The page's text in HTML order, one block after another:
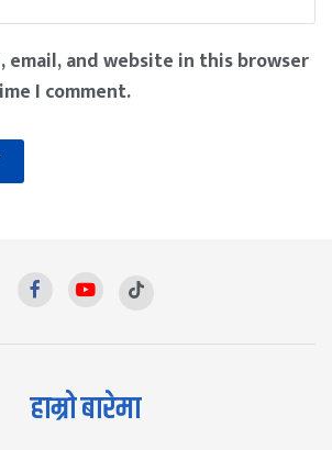
email, and website in this browser
I comment.
हाम्रो बारेमा